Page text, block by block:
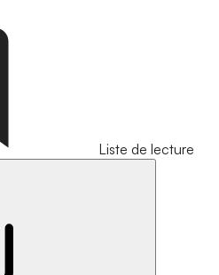
Liste de lecture